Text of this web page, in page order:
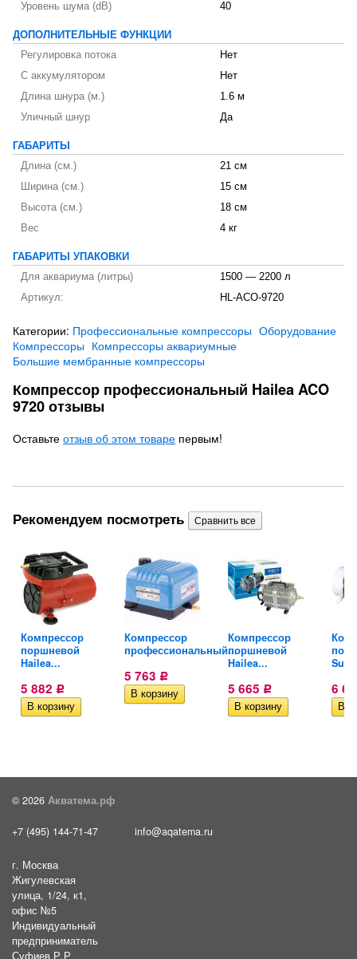
Уровень шума (dB)
40
ДОПОЛНИТЕЛЬНЫЕ ФУНКЦИИ
Регулировка потока
Нет
С аккумулятором
Нет
Длина шнура (м.)
1.6 м
Уличный шнур
Да
ГАБАРИТЫ
Длина (см.)
21 см
Ширина (см.)
15 см
Высота (см.)
18 см
Вес
4 кг
ГАБАРИТЫ УПАКОВКИ
Для аквариума (литры)
1500 — 2200 л
Артикул:
HL-ACO-9720
Категории: Профессиональные компрессоры Оборудование
Компрессоры Компрессоры аквариумные
Большие мембранные компрессоры
Компрессор профессиональный Hailea ACO
9720 отзывы
Оставьте отзыв об этом товаре первым!
Рекомендуем посмотреть
Компрессор
поршневой
Hailea...
5 882 Р
Компрессор
профессиональный...
5 763 Р
Компрессор
поршневой
Hailea...
5 665 Р 6
© 2026 Акватема.рф
+7 (495) 144-71-47 info@aqatema.ru
г. Москва
Жигулевская
улица, 1/24, к1,
офис №5
Индивидуальный
предприниматель
Суфиев Р.Р.